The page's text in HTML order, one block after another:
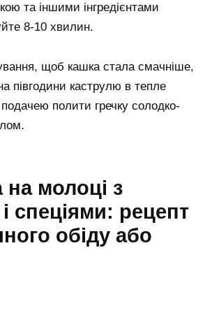
та іншими інгредієнтами
8-10 хвилин.
щоб кашка стала смачніше,
півгодини каструлю в тепле
полити гречку солодко-
на молоці з
спеціями: рецепт
обіду або